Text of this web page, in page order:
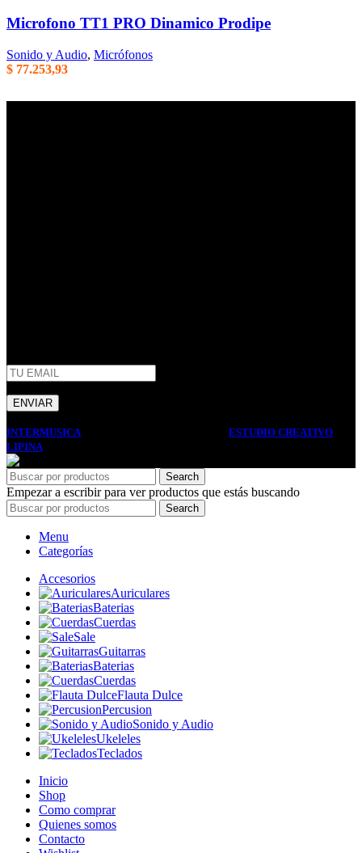
Microfono TT1 PRO Dinamico Prodipe
Sonido y Audio, Micrófonos
$ 77.253,93
INTERMUSICA
ESTUDIO CREATIVO
LIPINA. PREMIUM E-COMMERCE SOLUTIONS.
Search
Empezar a escribir para ver productos que estás buscando
Search
Menu
Categorías
Accesorios
Auriculares
Baterias
Cuerdas
Sale
Guitarras
Baterias
Cuerdas
Flauta Dulce
Percusion
Sonido y Audio
Ukeleles
Teclados
Inicio
Shop
Como comprar
Quienes somos
Contacto